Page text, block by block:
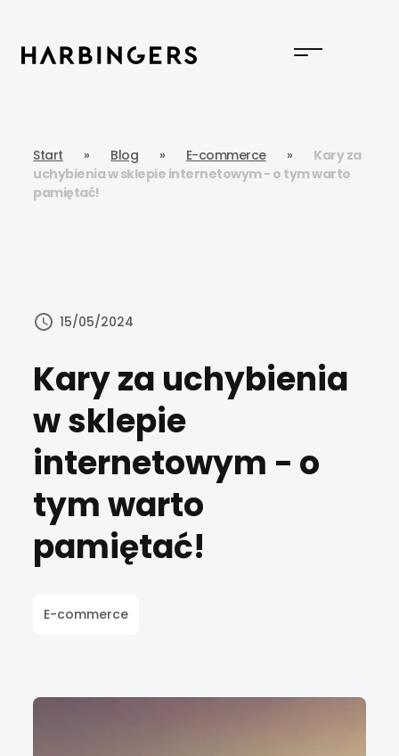
Start » Blog » E-commerce »
Kary za
uchybienia w sklepie internetowym − o tym warto
pamiętać!
15/05/2024
Kary za uchybienia
w sklepie
internetowym − o
tym warto
pamiętać!
E-commerce